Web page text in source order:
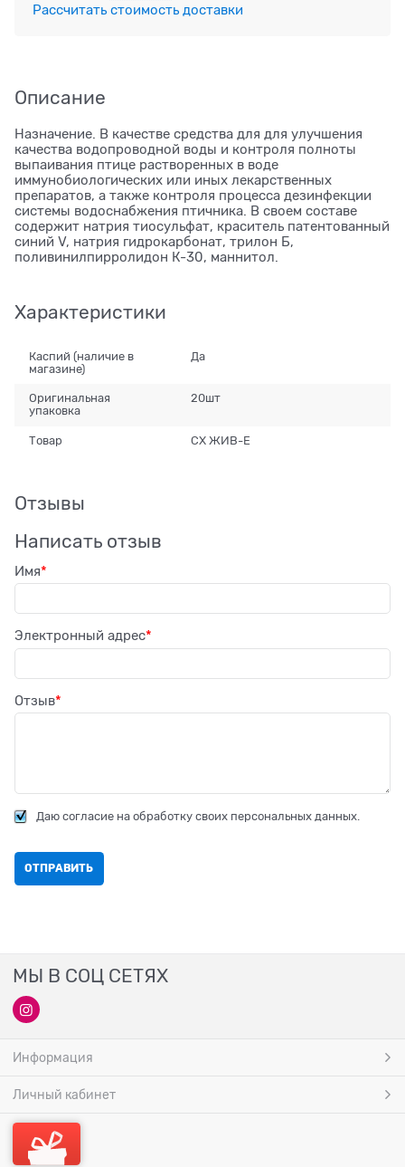
Рассчитать стоимость доставки
Описание
Назначение. В качестве средства для для улучшения
качества водопроводной воды и контроля полноты
выпаивания птице растворенных в воде
иммунобиологических или иных лекарственных
препаратов, а также контроля процесса дезинфекции
системы водоснабжения птичника. В своем составе
содержит натрия тиосульфат, краситель патентованный
синий V, натрия гидрокарбонат, трилон Б,
поливинилпирролидон К-30, маннитол.
Характеристики
Каспий (наличие в
магазине)
Да
Оригинальная
упаковка
20шт
Товар СХ ЖИВ-Е
Отзывы
Написать отзыв
Имя
Электронный адрес
Отзыв
Даю согласие на обработку своих персональных данных.
МЫ В СОЦ СЕТЯХ
Информация
Личный кабинет